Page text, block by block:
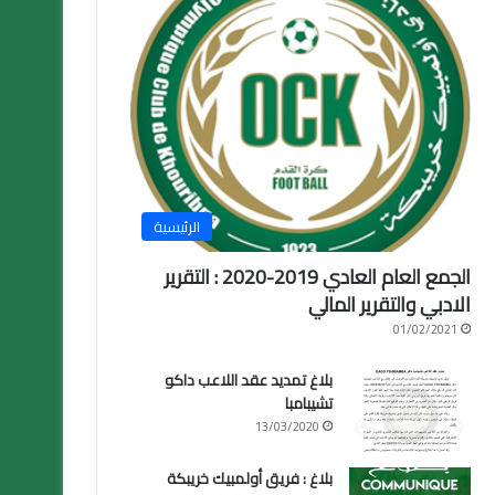
الرئيسية
الجمع العام العادي 2019-2020 : التقرير
الادبي والتقرير المالي
01/02/2021
بلاغ تمديد عقد اللاعب داكو
تشيبامبا
13/03/2020
بلاغ : فريق أولمبيك خريبكة